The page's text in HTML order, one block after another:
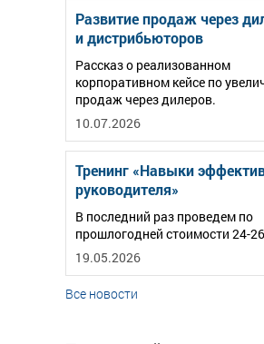
Развитие продаж через
и дистрибьюторов
Рассказ о реализованном
корпоративном кейсе по
продаж через дилеров.
10.07.2026
Тренинг «Навыки
руководителя»
В последний раз проведем по
прошлогодней стоимости 24-
19.05.2026
Все новости